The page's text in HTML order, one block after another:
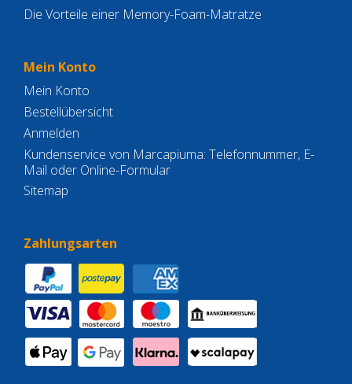
Die Vorteile einer Memory-Foam-Matratze
Mein Konto
Mein Konto
Bestellübersicht
Anmelden
Kundenservice von Marcapiuma: Telefonnummer, E-
Mail oder Online-Formular
Sitemap
Zahlungsarten